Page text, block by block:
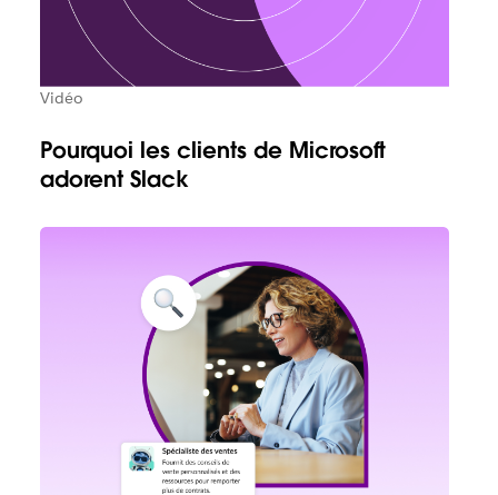
Vidéo
Pourquoi les clients de Microsoft
adorent Slack